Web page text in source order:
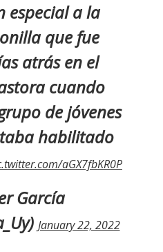
especial a la
que fue
atrás en el
cuando
de jóvenes
habilitado
aGX7fbKR0P
García
January 22, 2022